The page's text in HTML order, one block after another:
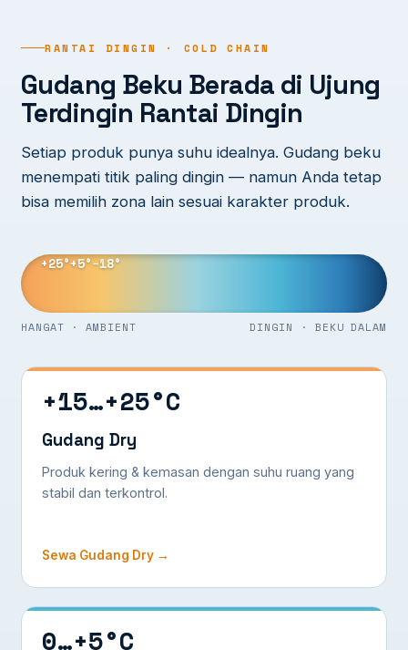
RANTAI DINGIN · COLD CHAIN
Gudang Beku Berada di Ujung
Terdingin Rantai Dingin
Setiap produk punya suhu idealnya. Gudang beku
menempati titik paling dingin — namun Anda tetap
bisa memilih zona lain sesuai karakter produk.
+25°+5°−18°
HANGAT · AMBIENT DINGIN · BEKU DALAM
+15…+25°C
Gudang Dry
Produk kering & kemasan dengan suhu ruang yang
stabil dan terkontrol.
Sewa Gudang Dry →
0…+5°C